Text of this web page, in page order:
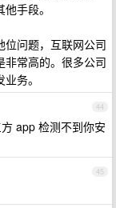
手段。
位问题，互联网公司
非常高的。很多公司
务。
44
app 检测不到你安
45